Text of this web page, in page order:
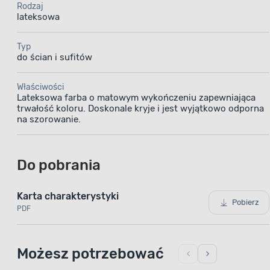
i
również
Technologia Pigment
Rodzaj
lateksowa
Typ
do ścian i sufitów
Właściwości
Lateksowa farba o matowym wykończeniu zapewniająca
trwałość koloru. Doskonale kryje i jest wyjątkowo odporna
na szorowanie.
Do pobrania
Karta charakterystyki
PDF
Pobierz
Możesz potrzebować